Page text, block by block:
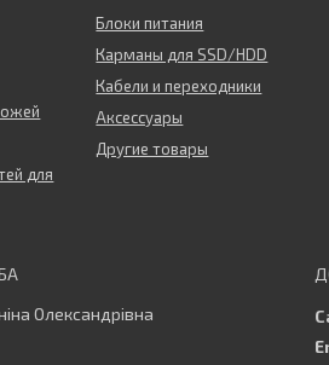
для
Блоки питания
Карманы для SSD/HDD
Кабели и переходники
Аксессуары
Другие товары
Олександрівна